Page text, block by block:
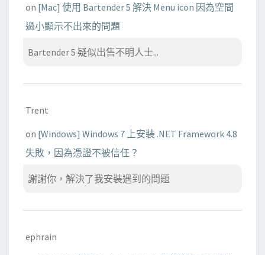
on [Mac] 使用 Bartender 5 解決 Menu icon 因為空間
過小顯示不出來的問題
Bartender 5 疑似出售不明人士...
Trent
on [Windows] Windows 7 上安裝 .NET Framework 4.8
失敗，因為憑證不被信任？
謝謝你，解決了我安裝遇到的問題
ephrain